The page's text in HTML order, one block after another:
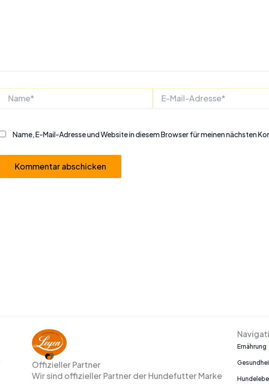
Mail-
Name, E-Mail-Adresse und Website in diesem Browser für meinen nächsten
Offizieller Partner
Wir sind offizieller Partner der Hundefutter Marke
Ernährung